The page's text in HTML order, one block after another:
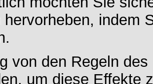
hervorheben, indem
von den Regeln
um diese Effekte